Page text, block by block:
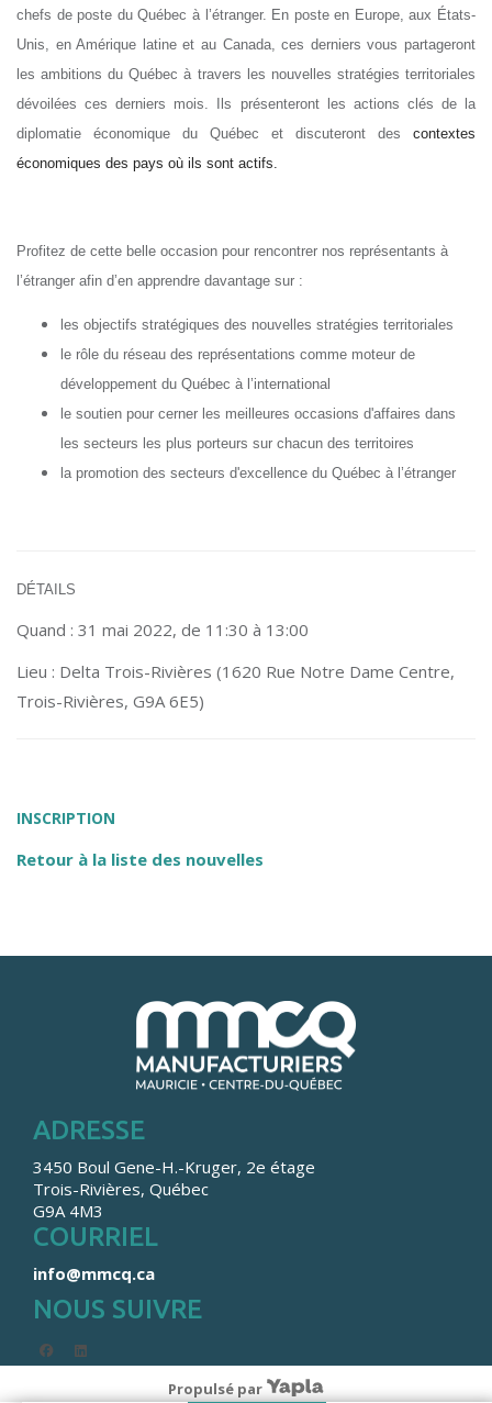
chefs de poste du Québec à l’étranger. En poste en Europe, aux États-
Unis, en Amérique latine et au Canada, ces derniers vous partageront
les ambitions du Québec à travers les nouvelles stratégies territoriales
dévoilées ces derniers mois. Ils présenteront les actions clés de la
diplomatie économique du Québec et discuteront des contextes
économiques des pays où ils sont actifs.
Profitez de cette belle occasion pour rencontrer nos représentants à
l’étranger afin d’en apprendre davantage sur :
les objectifs stratégiques des nouvelles stratégies territoriales
le rôle du réseau des représentations comme moteur de
développement du Québec à l’international
le soutien pour cerner les meilleures occasions d'affaires dans
les secteurs les plus porteurs sur chacun des territoires
la promotion des secteurs d'excellence du Québec à l’étranger
DÉTAILS
Quand : 31 mai 2022, de 11:30 à 13:00
Lieu : Delta Trois-Rivières (1620 Rue Notre Dame Centre,
Trois-Rivières, G9A 6E5)
INSCRIPTION
Retour à la liste des nouvelles
ADRESSE
3450 Boul Gene-H.-Kruger, 2e étage
Trois-Rivières, Québec
G9A 4M3
COURRIEL
info@mmcq.ca
NOUS SUIVRE
facebooklinkedin
Propulsé par